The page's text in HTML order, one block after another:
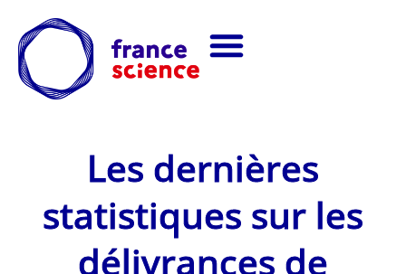
Les dernières
statistiques sur les
délivrances de